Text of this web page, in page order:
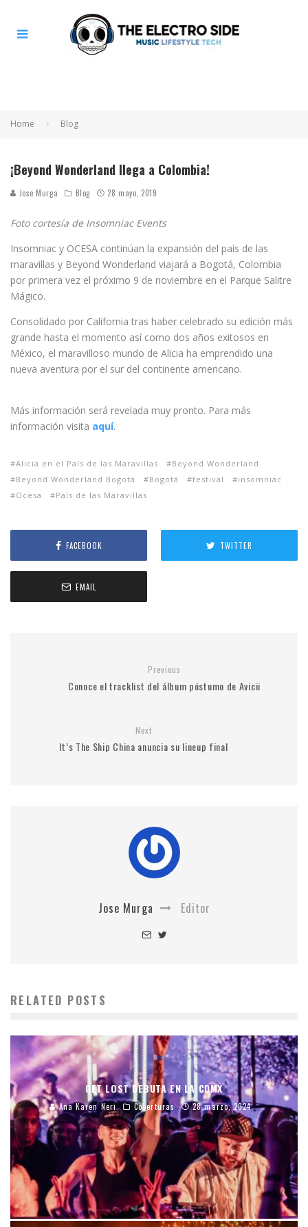
Home Blog
¡Beyond Wonderland llega a Colombia!
Jose Murga Blog 28 mayo, 2019
Foto cortesía de Insomniac Events
Insomniac y OCESA continúan la expansión del país de las
maravillas y Beyond Wonderland viajará a Bogotá, Colombia
por primera vez el próximo 9 de noviembre en el Parque Salitre
Mágico.
Consolidado por California tras haber celebrado su edición más
grande hasta el momento así como dos años exitosos en
México, el maravilloso mundo de Alicia ha emprendido una
nueva aventura por el sur del continente americano.
Más información será revelada muy pronto. Para más
información visita aquí.
Alicia en el País de las Maravillas
Beyond Wonderland
Beyond Wonderland Bogotá
Bogotá festival
insomniac
Ocesa
País de las Maravillas
FACEBOOK TWITTER
EMAIL
Previous
Conoce el tracklist del álbum póstumo de Avicii
Next
It’s The Ship China anuncia su lineup final
Jose Murga Editor
RELATED POSTS
GET LOST DEBUTA EN LA CDMX
Ana Karen Neri Coberturas 28 marzo, 2024